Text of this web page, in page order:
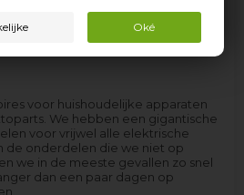
voor huishoudelijke apparaten
We hebben een gigantische
voor vrijwel alle elektrische
de onderdelen die we niet op
we in de meeste gevallen zo snel
dan een paar dagen op